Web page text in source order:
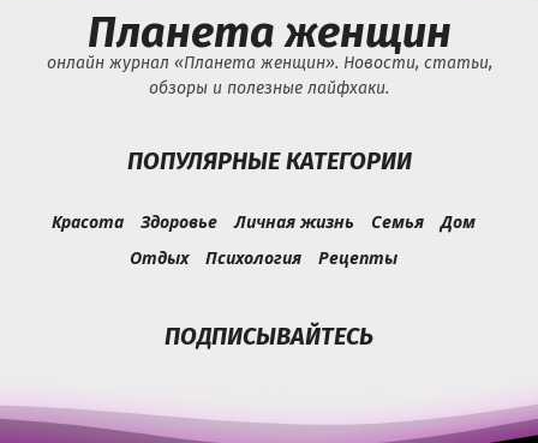
Планета женщин
онлайн журнал «Планета женщин». Новости, статьи,
обзоры и полезные лайфхаки.
ПОПУЛЯРНЫЕ КАТЕГОРИИ
Красота Здоровье Личная жизнь Семья
Дом
Отдых
Психология Рецепты
ПОДПИСЫВАЙТЕСЬ